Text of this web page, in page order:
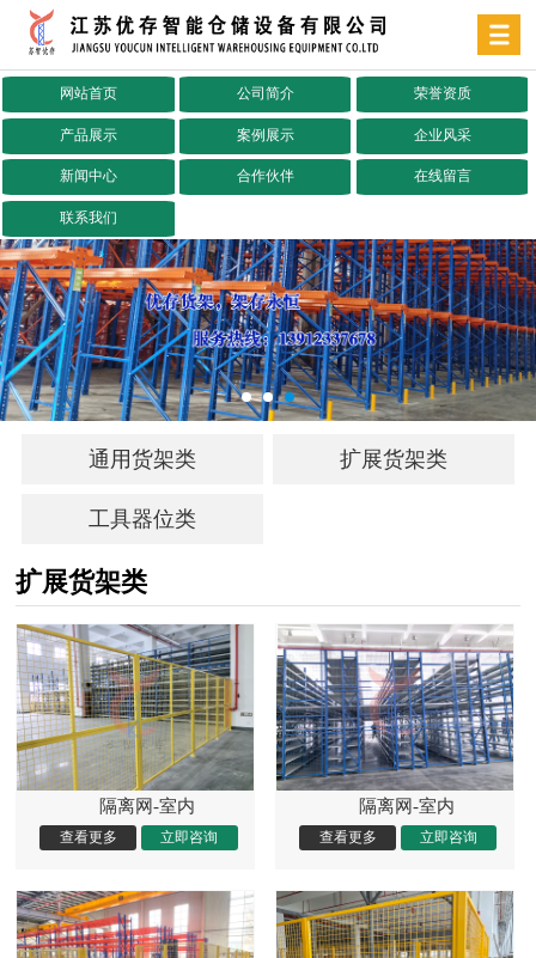
网站首页 公司简介 荣誉资质
产品展示 案例展示 企业风采
新闻中心 合作伙伴 在线留言
联系我们
通用货架类 扩展货架类
工具器位类
扩展货架类
隔离网-室内 隔离网-室内